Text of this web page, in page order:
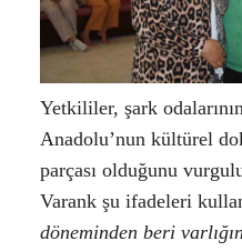
Yetkililer, şark
Anadolu’nun kültürel
parçası olduğunu
Varank şu ifadeleri
döneminden beri